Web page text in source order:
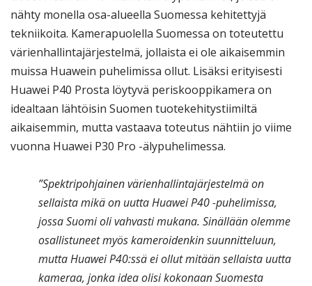
nähty monella osa-alueella Suomessa kehitettyjä
tekniikoita. Kamerapuolella Suomessa on toteutettu
värienhallintajärjestelmä, jollaista ei ole aikaisemmin
muissa Huawein puhelimissa ollut. Lisäksi erityisesti
Huawei P40 Prosta löytyvä periskooppikamera on
idealtaan lähtöisin Suomen tuotekehitystiimiltä
aikaisemmin, mutta vastaava toteutus nähtiin jo viime
vuonna Huawei P30 Pro -älypuhelimessa.
”Spektripohjainen värienhallintajärjestelmä on
sellaista mikä on uutta Huawei P40 -puhelimissa,
jossa Suomi oli vahvasti mukana. Sinällään olemme
osallistuneet myös kameroidenkin suunnitteluun,
mutta Huawei P40:ssä ei ollut mitään sellaista uutta
kameraa, jonka idea olisi kokonaan Suomesta